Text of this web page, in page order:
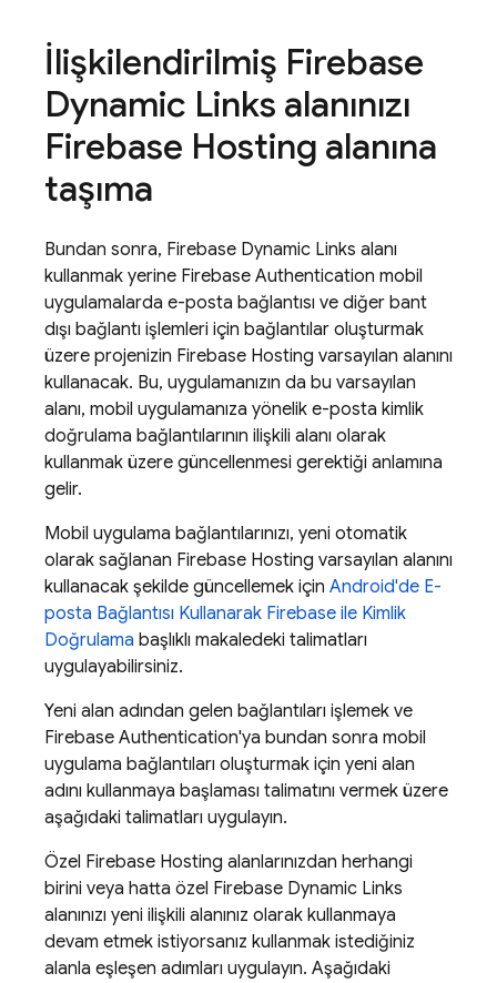
İlişkilendirilmiş Firebase
Dynamic Links alanınızı
Firebase Hosting alanına
taşıma
Bundan sonra, Firebase Dynamic Links alanı
kullanmak yerine Firebase Authentication mobil
uygulamalarda e-posta bağlantısı ve diğer bant
dışı bağlantı işlemleri için bağlantılar oluşturmak
üzere projenizin Firebase Hosting varsayılan alanını
kullanacak. Bu, uygulamanızın da bu varsayılan
alanı, mobil uygulamanıza yönelik e-posta kimlik
doğrulama bağlantılarının ilişkili alanı olarak
kullanmak üzere güncellenmesi gerektiği anlamına
gelir.
Mobil uygulama bağlantılarınızı, yeni otomatik
olarak sağlanan Firebase Hosting varsayılan alanını
kullanacak şekilde güncellemek için Android'de E-
posta Bağlantısı Kullanarak Firebase ile Kimlik
Doğrulama başlıklı makaledeki talimatları
uygulayabilirsiniz.
Yeni alan adından gelen bağlantıları işlemek ve
Firebase Authentication'ya bundan sonra mobil
uygulama bağlantıları oluşturmak için yeni alan
adını kullanmaya başlaması talimatını vermek üzere
aşağıdaki talimatları uygulayın.
Özel Firebase Hosting alanlarınızdan herhangi
birini veya hatta özel Firebase Dynamic Links
alanınızı yeni ilişkili alanınız olarak kullanmaya
devam etmek istiyorsanız kullanmak istediğiniz
alanla eşleşen adımları uygulayın. Aşağıdaki